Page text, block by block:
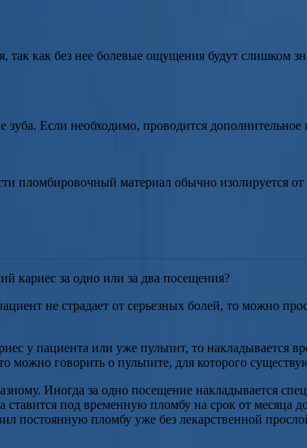
так как без нее болевые ощущения будут слишком
Если необходимо, проводится
пломбировочный материал обычно изолируется
кариес за одно или за два посещения?
не страдает от серьезных болей, то можно
у пациента или уже пульпит, то накладывается
говорить о пульпите, для которого
Иногда за одно посещение накладывается
под временную пломбу на срок от месяца
постоянную пломбу уже без лекарственной